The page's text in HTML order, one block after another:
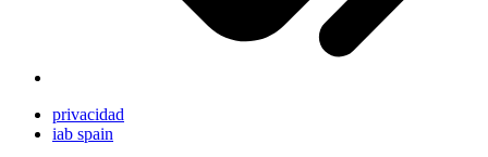
privacidad
iab spain